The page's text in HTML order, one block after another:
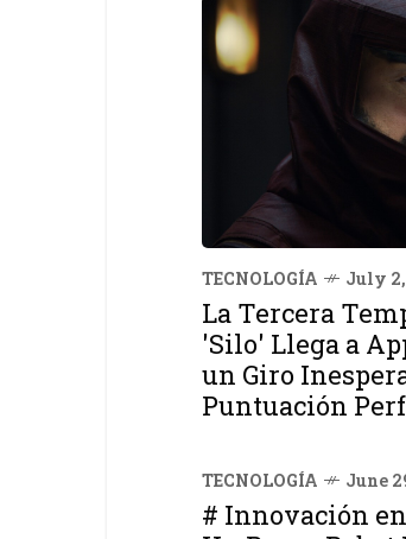
TECNOLOGÍA July
La Tercera
'Silo' Llega a
un Giro
Puntuación
TECNOLOGÍA June
# Innovación